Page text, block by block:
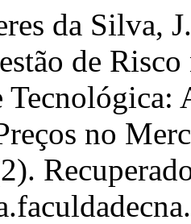
da Silva,
de Risco
no